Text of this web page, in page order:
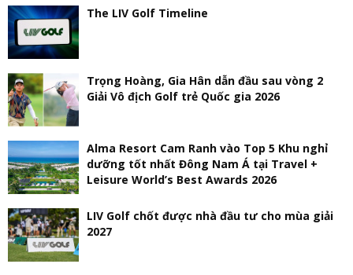
The LIV Golf Timeline
Trọng Hoàng, Gia Hân dẫn đầu sau vòng 2
Giải Vô địch Golf trẻ Quốc gia 2026
Alma Resort Cam Ranh vào Top 5 Khu nghỉ
dưỡng tốt nhất Đông Nam Á tại Travel +
Leisure World’s Best Awards 2026
LIV Golf chốt được nhà đầu tư cho mùa giải
2027